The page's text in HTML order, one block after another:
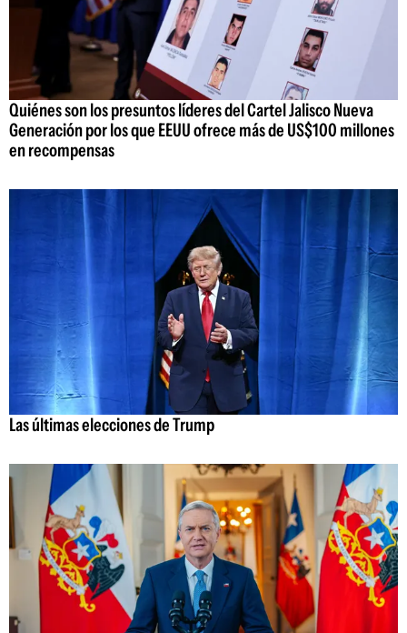
Quiénes son los presuntos líderes del Cartel Jalisco Nueva
Generación por los que EEUU ofrece más de US$100 millones
en recompensas
Las últimas elecciones de Trump